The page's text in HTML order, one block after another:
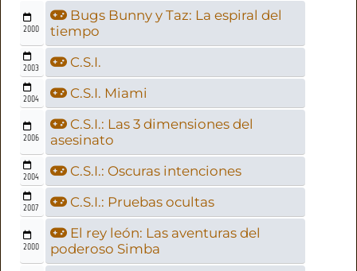
2000
Bugs Bunny y Taz: La espiral del
tiempo
2003 C.S.I.
2004 C.S.I. Miami
2006
C.S.I.: Las 3 dimensiones del
asesinato
2004 C.S.I.: Oscuras intenciones
2007 C.S.I.: Pruebas ocultas
2000
El rey león: Las aventuras del
poderoso Simba